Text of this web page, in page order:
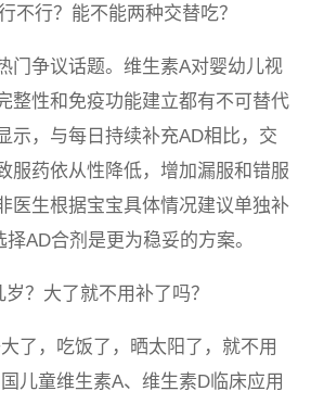
不行？能不能两种交替吃？
门争议话题。维生素A对婴幼儿视
整性和免疫功能建立都有不可替代
示，与每日持续补充AD相比，交
服药依从性降低，增加漏服和错服
医生根据宝宝具体情况建议单独补
AD合剂是更为稳妥的方案。
？大了就不用补了吗？
了，吃饭了，晒太阳了，就不用
儿童维生素A、维生素D临床应用